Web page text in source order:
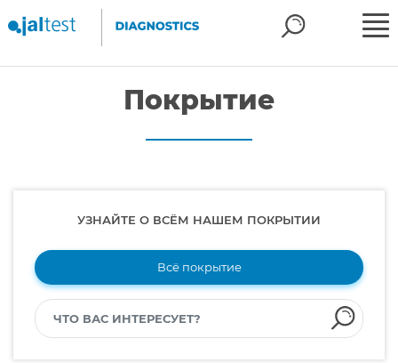
Покрытие
УЗНАЙТЕ О ВСЁМ НАШЕМ ПОКРЫТИИ
Всё покрытие